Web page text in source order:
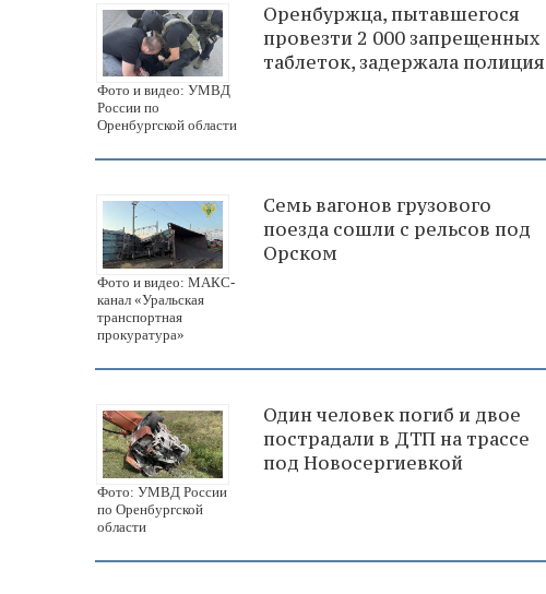
Фото и видео: УМВД
России по
Оренбургской области
Оренбуржца, пытавшегося
провезти 2 000 запрещенных
таблеток, задержала полиция
Фото и видео: МАКС-
канал «Уральская
транспортная
прокуратура»
Семь вагонов грузового
поезда сошли с рельсов под
Орском
Фото: УМВД России
по Оренбургской
области
Один человек погиб и двое
пострадали в ДТП на трассе
под Новосергиевкой